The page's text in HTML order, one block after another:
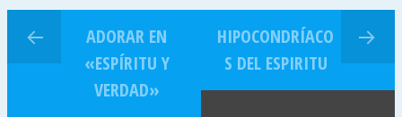
ADORAR EN
«ESPÍRITU Y
VERDAD»
HIPOCONDRÍACO
S DEL ESPIRITU